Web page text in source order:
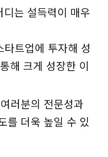
는 설득력이 매우
트업에 투자해 성
해 크게 성장한 이
러분의 전문성과
를 더욱 높일 수 있